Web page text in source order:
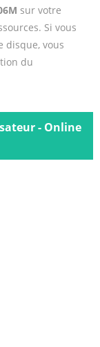
sur votre
Si vous
disque, vous
du
- Online